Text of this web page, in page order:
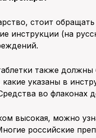
стоит
инструкции (на
также
указаны в
во флаконах
высокая, можно
российские